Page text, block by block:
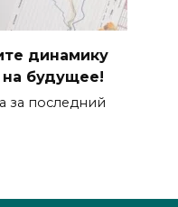
динамику
будущее!
за послeдний